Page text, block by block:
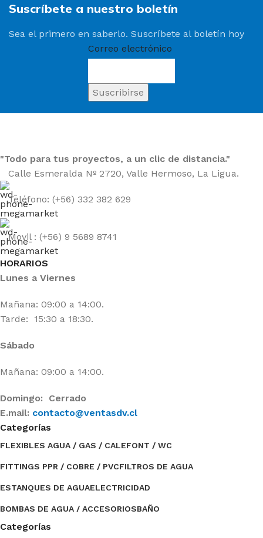
Suscríbete a nuestro boletín
Sea el primero en saberlo. Suscríbete al boletín hoy
Correo electrónico
"Todo para tus proyectos, a un clic de distancia."
Calle Esmeralda Nº 2720, Valle Hermoso, La Ligua.
Teléfono: (+56) 332 382 629
Movil : (+56) 9 5689 8741
HORARIOS
Lunes a Viernes
Mañana: 09:00 a 14:00.
Tarde: 15:30 a 18:30.
Sábado
Mañana: 09:00 a 14:00.
Domingo: Cerrado
E.mail: contacto@ventasdv.cl
Categorías
FLEXIBLES AGUA / GAS / CALEFONT / WC
FITTINGS PPR / COBRE / PVCFILTROS DE AGUA
ESTANQUES DE AGUAELECTRICIDAD
BOMBAS DE AGUA / ACCESORIOSBAÑO
Categorías